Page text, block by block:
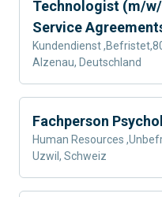
Technologist (m/
Service
Kundendienst,
Alzenau, Deutschland
Befristet,
Fachperson
Human Resources ,
Uzwil, Schweiz